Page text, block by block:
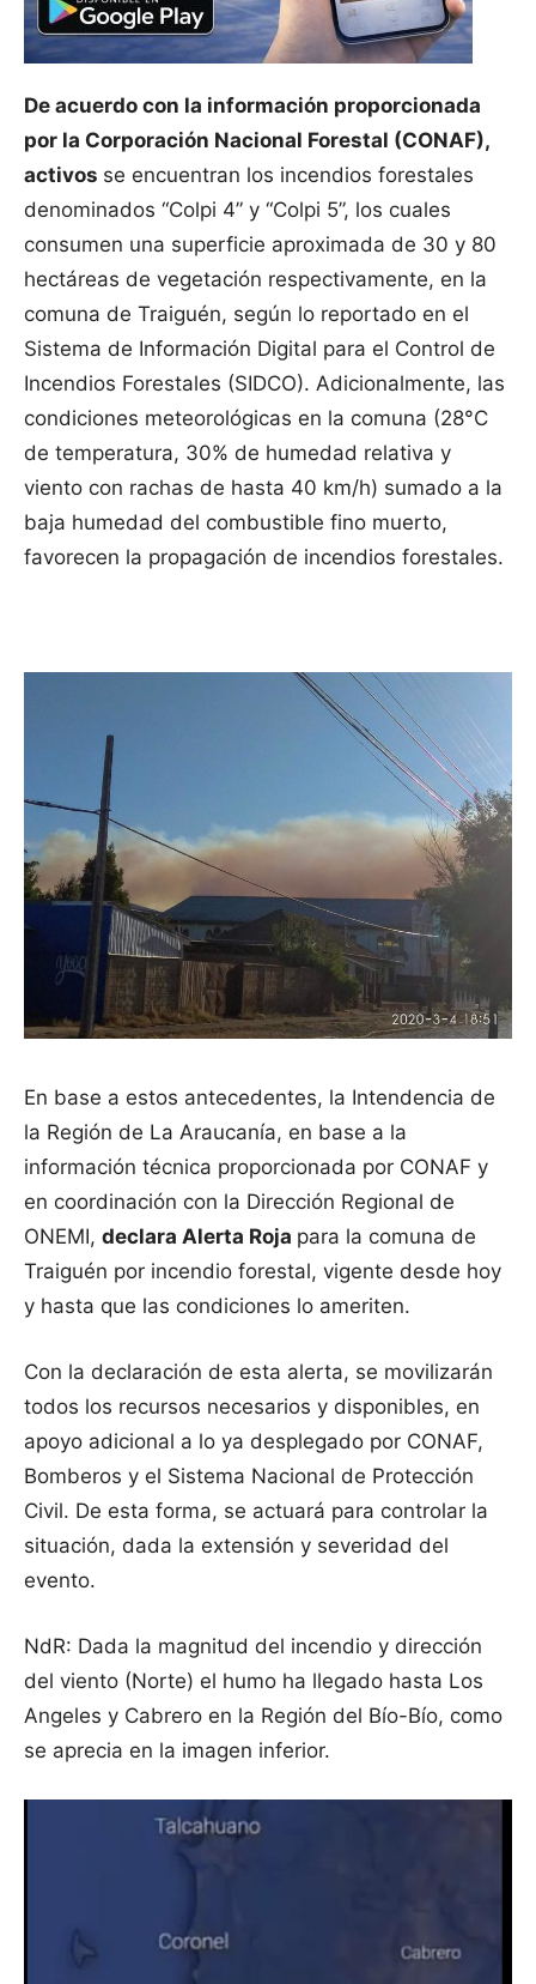
De acuerdo con la información proporcionada
por la Corporación Nacional Forestal (CONAF),
activos se encuentran los incendios forestales
denominados “Colpi 4” y “Colpi 5”, los cuales
consumen una superficie aproximada de 30 y 80
hectáreas de vegetación respectivamente, en la
comuna de Traiguén, según lo reportado en el
Sistema de Información Digital para el Control de
Incendios Forestales (SIDCO). Adicionalmente, las
condiciones meteorológicas en la comuna (28°C
de temperatura, 30% de humedad relativa y
viento con rachas de hasta 40 km/h) sumado a la
baja humedad del combustible fino muerto,
favorecen la propagación de incendios forestales.
En base a estos antecedentes, la Intendencia de
la Región de La Araucanía, en base a la
información técnica proporcionada por CONAF y
en coordinación con la Dirección Regional de
ONEMI, declara Alerta Roja para la comuna de
Traiguén por incendio forestal, vigente desde hoy
y hasta que las condiciones lo ameriten.
Con la declaración de esta alerta, se movilizarán
todos los recursos necesarios y disponibles, en
apoyo adicional a lo ya desplegado por CONAF,
Bomberos y el Sistema Nacional de Protección
Civil. De esta forma, se actuará para controlar la
situación, dada la extensión y severidad del
evento.
NdR: Dada la magnitud del incendio y dirección
del viento (Norte) el humo ha llegado hasta Los
Angeles y Cabrero en la Región del Bío-Bío, como
se aprecia en la imagen inferior.